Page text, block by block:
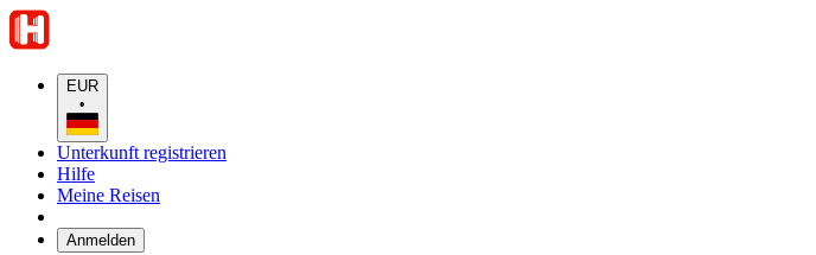
EUR
•
Unterkunft registrieren
Hilfe
Meine Reisen
Anmelden